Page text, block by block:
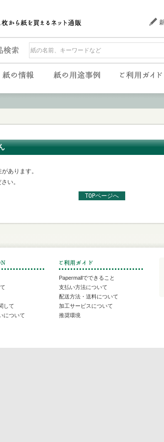
あります。
い。
して
について
Papermallでできること
支払い方法について
配送方法・送料について
加工サービスについて
推奨環境